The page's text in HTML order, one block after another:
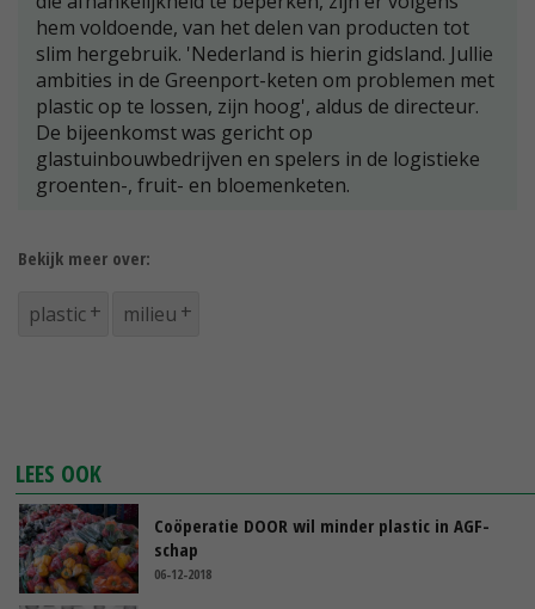
hem voldoende, van het delen van producten tot
slim hergebruik. 'Nederland is hierin gidsland. Jullie
ambities in de Greenport-keten om problemen met
plastic op te lossen, zijn hoog', aldus de directeur.
De bijeenkomst was gericht op
glastuinbouwbedrijven en spelers in de logistieke
groenten-, fruit- en bloemenketen.
Bekijk meer over:
plastic milieu
LEES OOK
Coöperatie DOOR wil minder plastic in AGF-
schap
06-12-2018